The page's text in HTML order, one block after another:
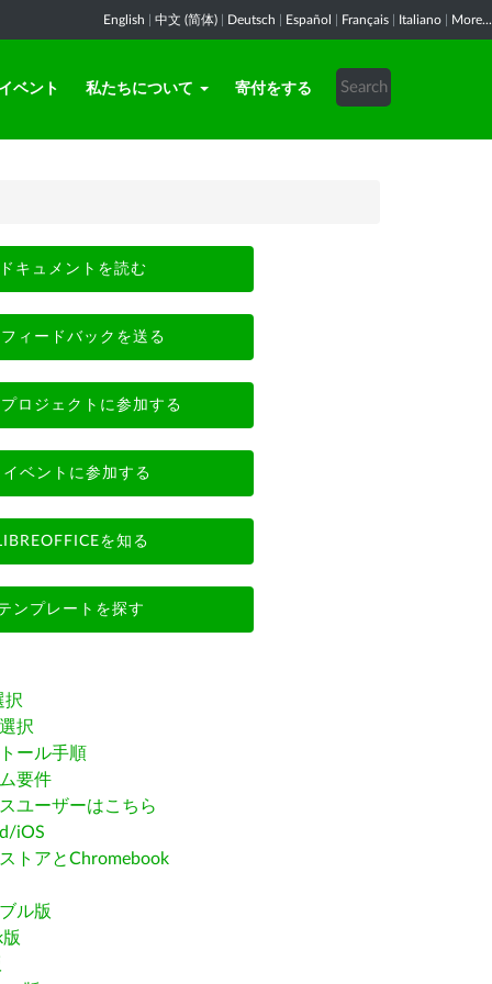
English 中文 (简体) Deutsch Español Français Italiano More...
イベント 私たちについて 寄付をする
ドキュメントを読む
フィードバックを送る
プロジェクトに参加する
イベントに参加する
を知る
ンプレートを探す
択
択
ール手順
要件
ユーザーはこちら
iOS
トアとChromebook
ル版